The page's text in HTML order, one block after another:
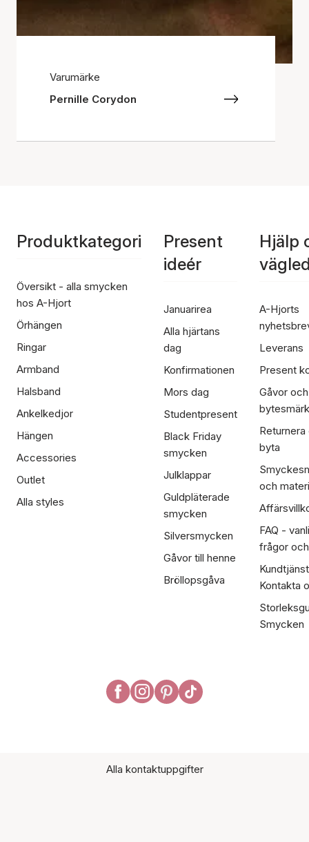
Varumärke
Pernille Corydon
Produktkategori
Översikt - alla smycken
hos A-Hjort
Örhängen
Ringar
Armband
Halsband
Ankelkedjor
Hängen
Accessories
Outlet
Alla styles
Present
ideér
Januarirea
Alla hjärtans
dag
Konfirmationen
Mors dag
Studentpresent
Black Friday
smycken
Julklappar
Guldpläterade
smycken
Silversmycken
Gåvor till henne
Bröllopsgåva
Hjälp
A-Hjorts
Leverans
Present
Gåvor och
Returnera
byta
och
FAQ -
frågor
Kontakta
Smycken
Alla kontaktuppgifter